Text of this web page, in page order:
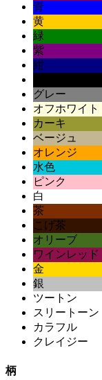
青
黄
緑
紫
紺
グレー
オフホワイト
カーキ
ベージュ
オレンジ
水色
ピンク
白
茶
こげ茶
オリーブ
ワインレッド
金
銀
ツートン
スリートーン
カラフル
クレイジー
柄